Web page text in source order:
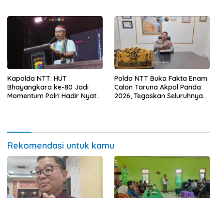
Kapolda NTT: HUT
Bhayangkara ke-80 Jadi
Momentum Polri Hadir Nyata
Polda NTT Buka Fakta Enam
Calon Taruna Akpol Panda
2026, Tegaskan Seluruhnya
Rekomendasi untuk kamu